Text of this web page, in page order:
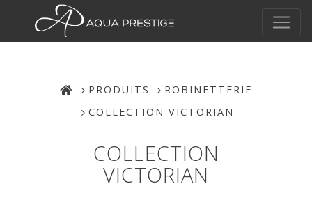
PRODUITS
ROBINETTERIE
COLLECTION VICTORIAN
COLLECTION
VICTORIAN